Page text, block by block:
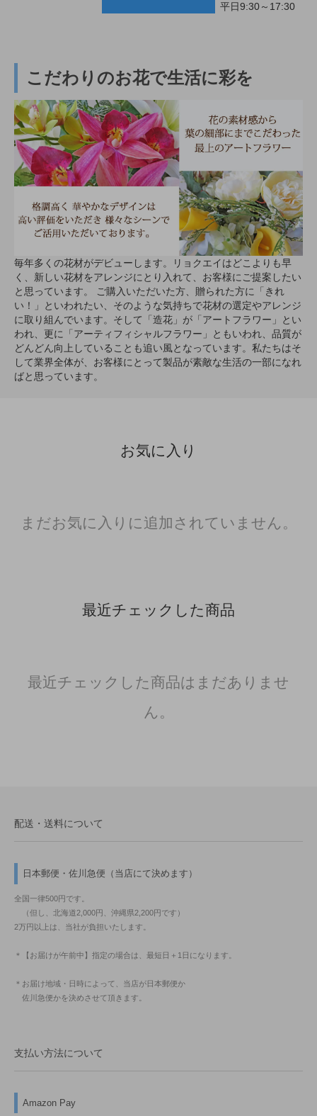
平日9:30～17:30
こだわりのお花で生活に彩を
毎年多くの花材がデビューします。リョクエイはどこよりも早
く、新しい花材をアレンジにとり入れて、お客様にご提案したい
と思っています。 ご購入いただいた方、贈られた方に「きれ
い！」といわれたい、そのような気持ちで花材の選定やアレンジ
に取り組んでいます。そして「造花」が「アートフラワー」とい
われ、更に「アーティフィシャルフラワー」ともいわれ、品質が
どんどん向上していることも追い風となっています。私たちはそ
して業界全体が、お客様にとって製品が素敵な生活の一部になれ
ばと思っています。
お気に入り
まだお気に入りに追加されていません。
最近チェックした商品
最近チェックした商品はまだありませ
ん。
配送・送料について
日本郵便・佐川急便（当店にて決めます）
全国一律500円です。
（但し、北海道2,000円、沖縄県2,200円です）
2万円以上は、当社が負担いたします。
＊【お届けが午前中】指定の場合は、最短日＋1日になります。
＊お届け地域・日時によって、当店が日本郵便か
佐川急便かを決めさせて頂きます。
支払い方法について
Amazon Pay